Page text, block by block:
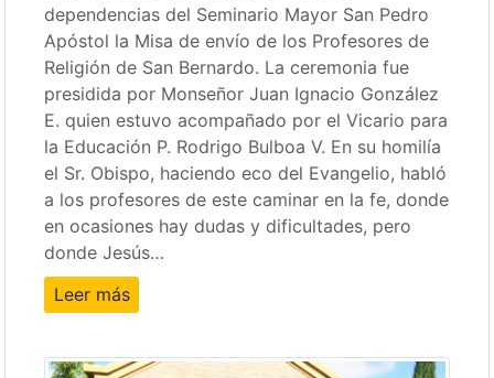
dependencias del Seminario Mayor San Pedro
Apóstol la Misa de envío de los Profesores de
Religión de San Bernardo. La ceremonia fue
presidida por Monseñor Juan Ignacio González
E. quien estuvo acompañado por el Vicario para
la Educación P. Rodrigo Bulboa V. En su homilía
el Sr. Obispo, haciendo eco del Evangelio, habló
a los profesores de este caminar en la fe, donde
en ocasiones hay dudas y dificultades, pero
donde Jesús…
Leer más